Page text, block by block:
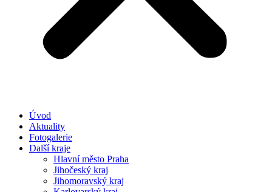
Úvod
Aktuality
Fotogalerie
Další kraje
Hlavní město Praha
Jihočeský kraj
Jihomoravský kraj